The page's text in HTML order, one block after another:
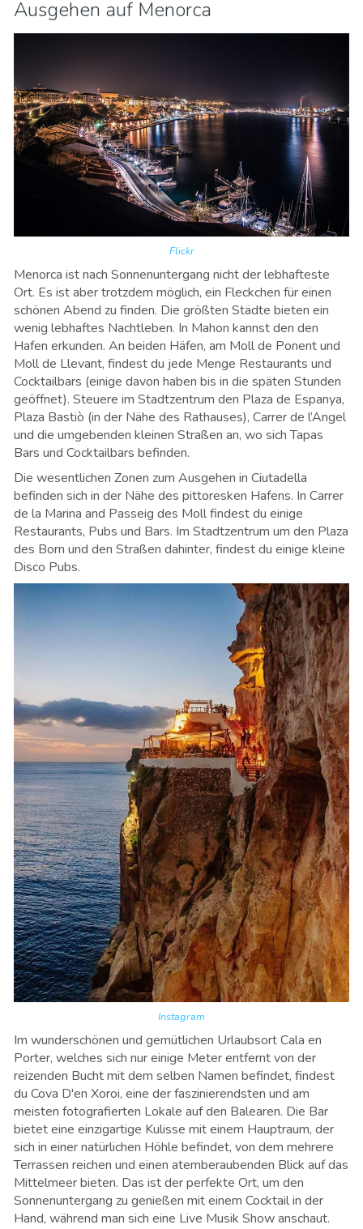
Ausgehen auf Menorca
Flickr
Menorca ist nach Sonnenuntergang nicht der lebhafteste
Ort. Es ist aber trotzdem möglich, ein Fleckchen für einen
schönen Abend zu finden. Die größten Städte bieten ein
wenig lebhaftes Nachtleben. In Mahon kannst den den
Hafen erkunden. An beiden Häfen, am Moll de Ponent und
Moll de Llevant, findest du jede Menge Restaurants und
Cocktailbars (einige davon haben bis in die späten Stunden
geöffnet). Steuere im Stadtzentrum den Plaza de Espanya,
Plaza Bastiò (in der Nähe des Rathauses), Carrer de l’Angel
und die umgebenden kleinen Straßen an, wo sich Tapas
Bars und Cocktailbars befinden.
Die wesentlichen Zonen zum Ausgehen in Ciutadella
befinden sich in der Nähe des pittoresken Hafens. In Carrer
de la Marina and Passeig des Moll findest du einige
Restaurants, Pubs und Bars. Im Stadtzentrum um den Plaza
des Born und den Straßen dahinter, findest du einige kleine
Disco Pubs.
Instagram
Im wunderschönen und gemütlichen Urlaubsort Cala en
Porter, welches sich nur einige Meter entfernt von der
reizenden Bucht mit dem selben Namen befindet, findest
du Cova D'en Xoroi, eine der faszinierendsten und am
meisten fotografierten Lokale auf den Balearen. Die Bar
bietet eine einzigartige Kulisse mit einem Hauptraum, der
sich in einer natürlichen Höhle befindet, von dem mehrere
Terrassen reichen und einen atemberaubenden Blick auf das
Mittelmeer bieten. Das ist der perfekte Ort, um den
Sonnenuntergang zu genießen mit einem Cocktail in der
Hand, während man sich eine Live Musik Show anschaut.